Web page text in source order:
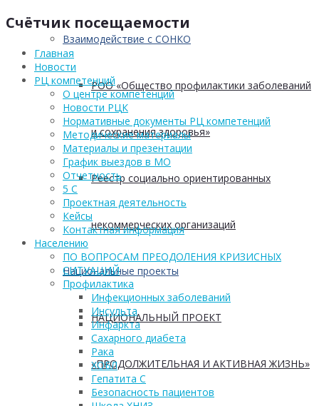
Взаимодействие с СОНКО
РОО «Общество профилактики заболеваний
и сохранения здоровья»
Реестр социально ориентированных
некоммерческих организаций
Национальные проекты
НАЦИОНАЛЬНЫЙ ПРОЕКТ
«ПРОДОЛЖИТЕЛЬНАЯ И АКТИВНАЯ ЖИЗНЬ»
Счётчик посещаемости
Главная
Новости
РЦ компетенций
О центре компетенций
Новости РЦК
Нормативные документы РЦ компетенций
Методические материалы
Материалы и презентации
График выездов в МО
Отчетность
5 С
Проектная деятельность
Кейсы
Контактная информация
Населению
ПО ВОПРОСАМ ПРЕОДОЛЕНИЯ КРИЗИСНЫХ
СИТУАЦИЙ
Профилактика
Инфекционных заболеваний
Инсульта
Инфаркта
Сахарного диабета
Рака
ХОБЛ
Гепатита С
Безопасность пациентов